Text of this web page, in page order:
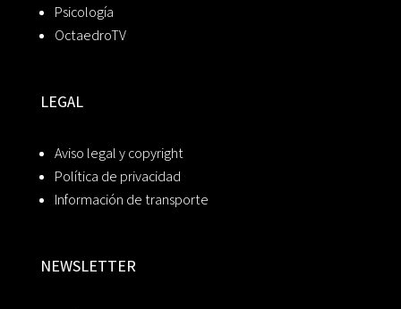
Psicología
OctaedroTV
LEGAL
Aviso legal y copyright
Política de privacidad
Información de transporte
NEWSLETTER